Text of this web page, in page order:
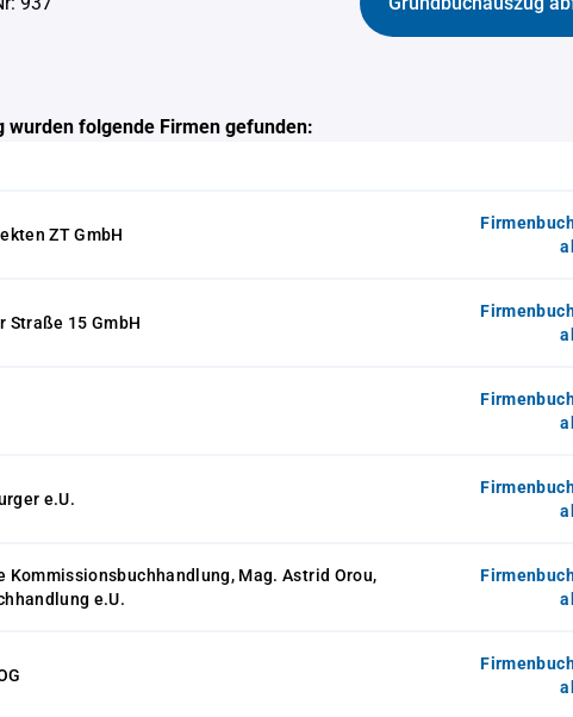
wurden folgende Firmen gefunden:
ZT GmbH
Straße 15 GmbH
e.U.
Kommissionsbuchhandlung, Mag. Astrid Orou,
e.U.